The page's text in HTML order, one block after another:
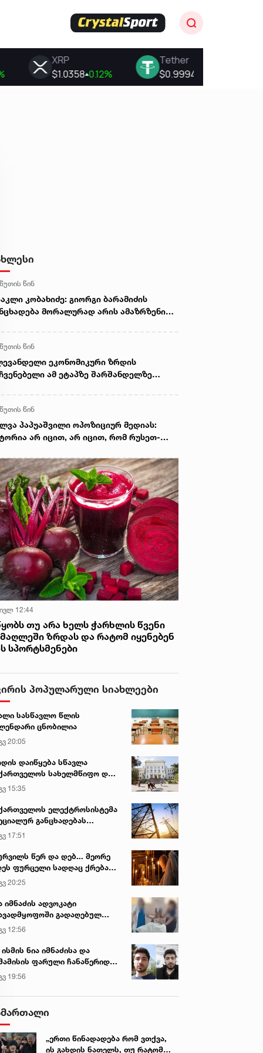
წინ
კობახიძე: გიორგი ბარამიძის
მორალურად არის ამაზრზენი
წინ
ეკონომიკური ზრდის
ამ ეტაპზე შარშანდელზე
ზრდამ შეადგინა 7.9%. ამის
ეფექტიანი ეკონომიკური პოლიტიკა
კორუფციის წინააღმდეგ გადადგმული
სრულად აღმოფხვრილია კორუფცია
წინ
პაპუაშვილი ოპოზიციურ მედიას:
არ იცით, არ იცით, რომ რუსეთ-
დამოკიდებულება. რომ არა
ძალისხმევა, დაბრუნებულიყო
დღეს დამტკიცებულიც არ
რომ რუსეთს სამხედრო
აქვს ჩადენილი 2008 წელს
12:44
თუ არა ხელს ჭარხლის წვენი
ზრდას და რატომ იყენებენ
სპორტსმენები
პოპულარული სიახლეები
სასწავლო წლის
ცნობილია
20:05
დაიწყება სწავლა
სახელმწიფო და
უნივერსიტეტებში
15:35
ელექტროსისტემა
განცხადებას
17:51
წერ და დებ... მეორე
ფურცელი სადღაც ქრება
სურვილი სრულდება...“ -
ტაძარი შიდა
20:25
იმნაძის ადვოკატი
გადაღებულ
ავრცელებს
12:56
ნია იმნაძისა და
ფარული ჩანაწერიდან
ავალიანის მკვლელობის
19:56
„ერთი წინადადება რომ ვთქვა,
ის გახდის ნათელს, თუ რატომ